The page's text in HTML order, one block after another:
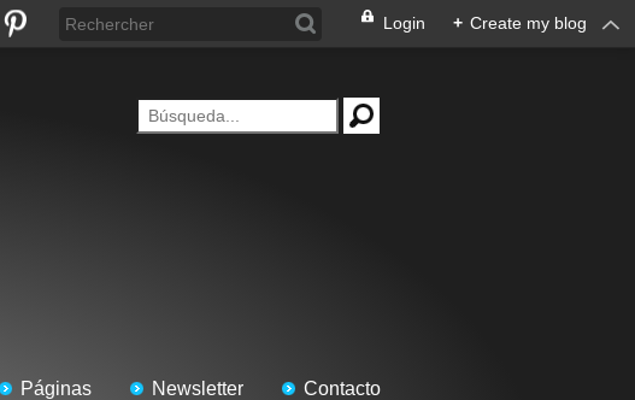
Login + Create my blog
Páginas Newsletter Contacto